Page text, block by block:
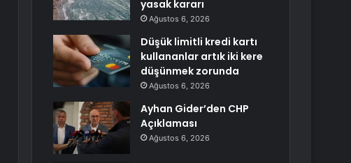
yasak kararı
Ağustos 6, 2026
Düşük limitli kredi kartı
kullananlar artık iki kere
düşünmek zorunda
Ağustos 6, 2026
Ayhan Gider’den CHP
Açıklaması
Ağustos 6, 2026